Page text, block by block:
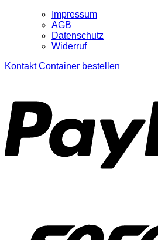
Impressum
AGB
Datenschutz
Widerruf
Kontakt Container bestellen